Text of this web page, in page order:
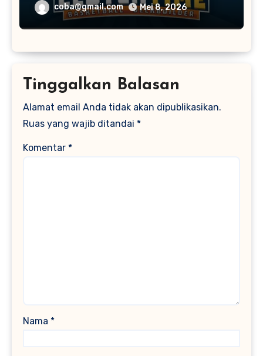
coba@gmail.com Mei 8, 2026
Tinggalkan Balasan
Alamat email Anda tidak akan dipublikasikan.
Ruas yang wajib ditandai *
Komentar *
Nama *